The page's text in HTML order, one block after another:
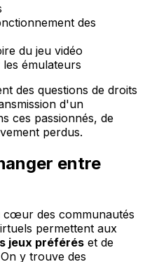
des
du jeu vidéo
émulateurs
des questions de droits
d'un
ces passionnés, de
perdus.
entre
cœur des communautés
permettent aux
jeux préférés et de
y trouve des